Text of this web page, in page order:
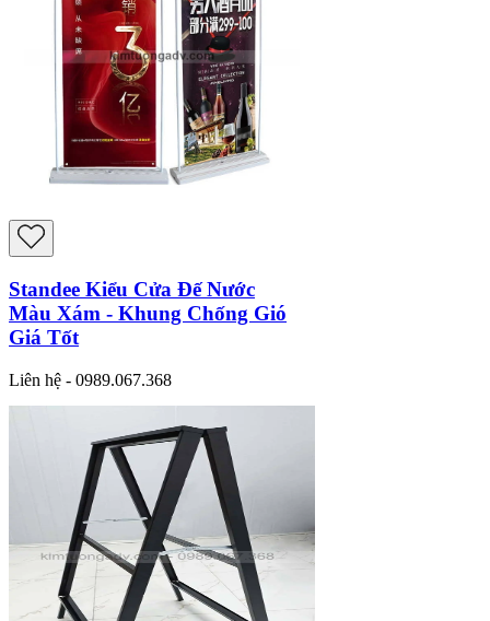
Standee Kiểu Cửa Đế Nước
Màu Xám - Khung Chống Gió
Giá Tốt
Liên hệ - 0989.067.368